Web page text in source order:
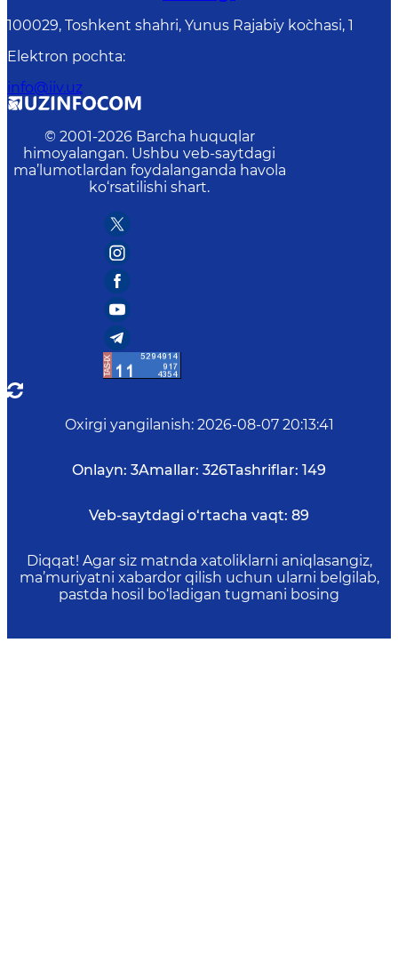
100029, Toshkent shahri, Yunus Rаjаbiy ko`chаsi, 1
Elektron pochta:
info@iiv.uz
© 2001-2026 Barcha huquqlar
himoyalangan. Ushbu veb-saytdagi
ma’lumotlardan foydalanganda havola
ko‘rsatilishi shart.
Oxirgi yangilanish: 2026-08-07 20:13:41
Onlayn: 3Amallar: 326Tashriflar: 149
Veb-saytdagi o‘rtacha vaqt: 89
Diqqat! Agar siz matnda xatoliklarni aniqlasangiz,
ma’muriyatni xabardor qilish uchun ularni belgilab,
pastda hosil bo‘ladigan tugmani bosing